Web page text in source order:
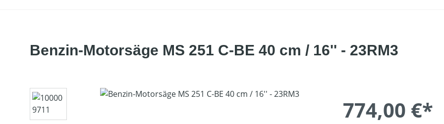
Benzin-Motorsäge MS 251 C-BE 40 cm / 16'' - 23RM3
Bildergalerie überspringen
774,00 €*